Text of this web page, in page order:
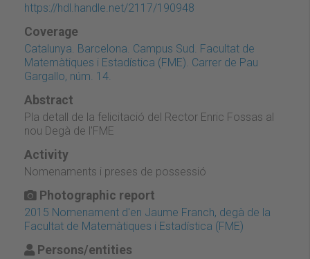
https://hdl.handle.net/2117/190948
Coverage
Catalunya. Barcelona. Campus Sud. Facultat de
Matemàtiques i Estadística (FME). Carrer de Pau
Gargallo, núm. 14.
Abstract
Pla detall de la felicitació del Rector Enric Fossas al
nou Degà de l'FME
Activity
Nomenaments i preses de possessió
Photographic report
2015 Nomenament d'en Jaume Franch, degà de la
Facultat de Matemàtiques i Estadística (FME)
Persons/entities